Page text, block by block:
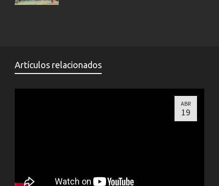
Artículos relacionados
ABR
19